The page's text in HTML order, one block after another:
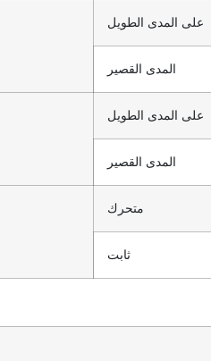
على المدى الطويل
المدى القصير
على المدى الطويل
المدى القصير
متحرك
ثابت